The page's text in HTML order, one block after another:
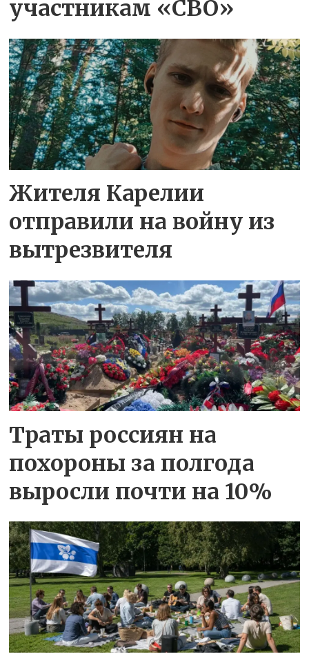
участникам «СВО»
Жителя Карелии
отправили на войну из
вытрезвителя
Траты россиян на
похороны за полгода
выросли почти на 10%